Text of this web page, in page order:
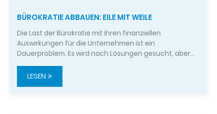
BÜROKRATIE ABBAUEN: EILE MIT WEILE
Die Last der Bürokratie mit ihren finanziellen
Auswirkungen für die Unternehmen ist ein
Dauerproblem. Es wird nach Lösungen gesucht, aber…
LESEN